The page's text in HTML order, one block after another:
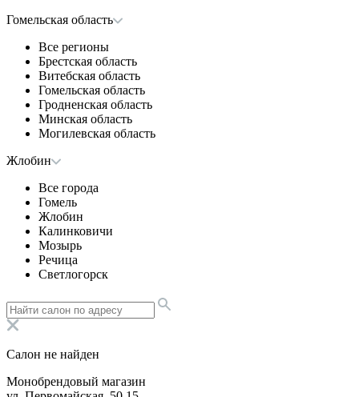
Гомельская область
Все регионы
Брестская область
Витебская область
Гомельская область
Гродненская область
Минская область
Могилевская область
Жлобин
Все города
Гомель
Жлобин
Калинковичи
Мозырь
Речица
Светлогорск
Салон не найден
Монобрендовый магазин